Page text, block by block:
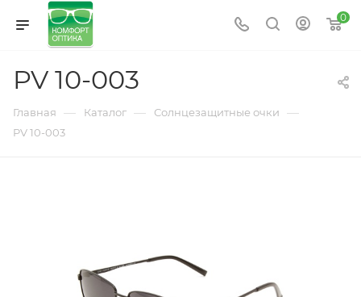
0
PV 10-003
Главная — Каталог — Солнцезащитные очки —
PV 10-003